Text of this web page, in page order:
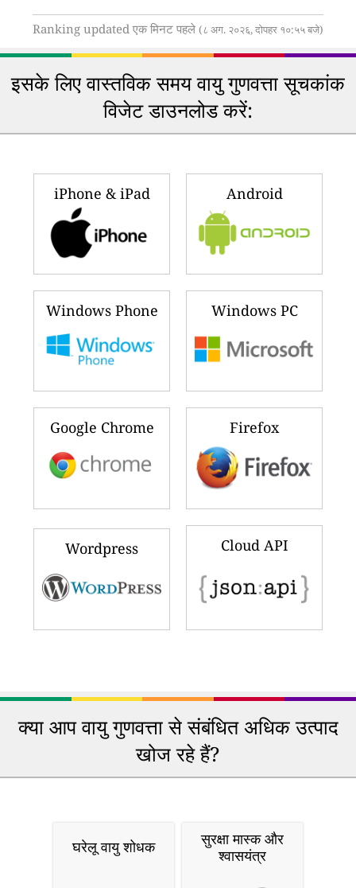
Ranking updated एक मिनट पहले (८ अग. २०२६, दोपहर १०:५५ बजे)
इसके लिए वास्तविक समय वायु गुणवत्ता सूचकांक
विजेट डाउनलोड करें:
iPhone & iPad Android
Windows Phone Windows PC
Google Chrome Firefox
Wordpress Cloud API
क्या आप वायु गुणवत्ता से संबंधित अधिक उत्पाद
खोज रहे हैं?
घरेलू वायु शोधक
सुरक्षा मास्क और
श्वासयंत्र